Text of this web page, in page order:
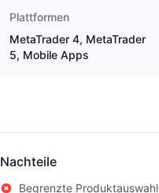
Plattformen
MetaTrader 4, MetaTrader
5, Mobile Apps
Nachteile
Begrenzte Produktauswahl